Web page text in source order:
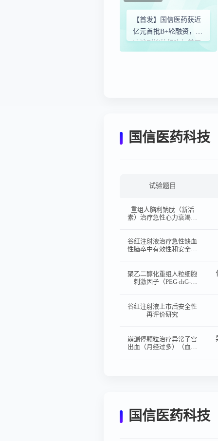
【首发】国信医药获近
亿元首批B+轮融资，加
速端到端的细胞与基因
国信医药科技
试验题目
重组人脑利钠肽（新活
素）治疗急性心力衰竭患
谷红注射液治疗急性缺血
性脑卒中有效性和安全性
试验
聚乙二醇化重组人粒细胞
刺激因子（PEG-rhG-
和安全性的Ⅲ期临床研究
谷红注射液上市后安全性
再评价研究
崩漏停颗粒治疗异常子宫
出血（月经过多）（血瘀
国信医药科技